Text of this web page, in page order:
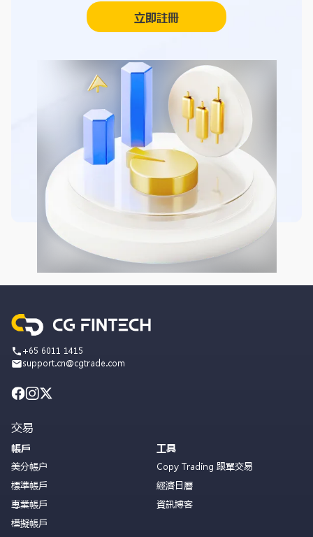
立即註冊
+65 6011 1415
support.cn@cgtrade.com
交易
帳戶
美分帳户
標準帳戶
專業帳戶
模擬帳戶
工具
Copy Trading 跟單交易
經濟日曆
資訊博客